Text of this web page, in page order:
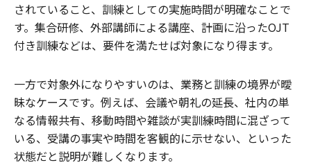
されていること、訓練としての実施時間が明確なことで
す。集合研修、外部講師による講座、計画に沿ったOJT
付き訓練などは、要件を満たせば対象になり得ます。
一方で対象外になりやすいのは、業務と訓練の境界が曖
昧なケースです。例えば、会議や朝礼の延長、社内の単
なる情報共有、移動時間や雑談が実訓練時間に混ざって
いる、受講の事実や時間を客観的に示せない、といった
状態だと説明が難しくなります。